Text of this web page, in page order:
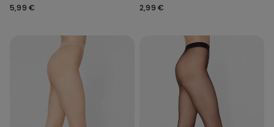
5,99 €
2,99 €